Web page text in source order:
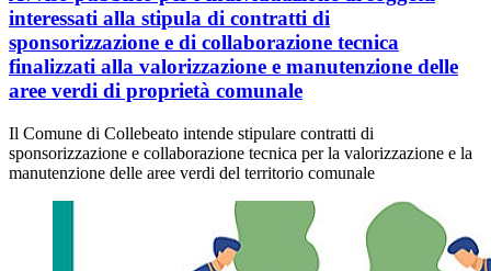
interessati alla stipula di contratti di
sponsorizzazione e di collaborazione tecnica
finalizzati alla valorizzazione e manutenzione delle
aree verdi di proprietà comunale
Il Comune di Collebeato intende stipulare contratti di
sponsorizzazione e collaborazione tecnica per la valorizzazione e la
manutenzione delle aree verdi del territorio comunale